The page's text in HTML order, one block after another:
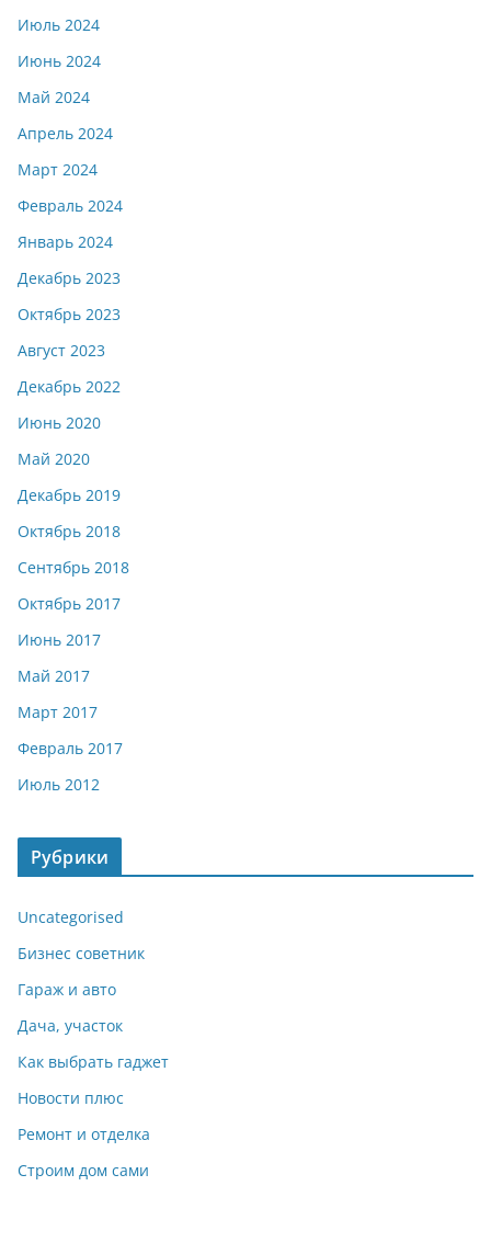
Июль 2024
Июнь 2024
Май 2024
Апрель 2024
Март 2024
Февраль 2024
Январь 2024
Декабрь 2023
Октябрь 2023
Август 2023
Декабрь 2022
Июнь 2020
Май 2020
Декабрь 2019
Октябрь 2018
Сентябрь 2018
Октябрь 2017
Июнь 2017
Май 2017
Март 2017
Февраль 2017
Июль 2012
Рубрики
Uncategorised
Бизнес советник
Гараж и авто
Дача, участок
Как выбрать гаджет
Новости плюс
Ремонт и отделка
Строим дом сами